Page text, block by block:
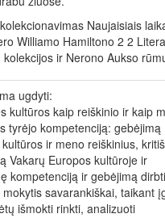
Naujaisiais
Williamo Hamiltono 2 2
ir Nerono Aukso
ugdyti:
kultūros kaip reiškinio ir kaip
tyrėjo kompetenciją: gebėjimą
ir meno reiškinius,
Vakarų Europos kultūroje ir
kompetenciją ir gebėjimą
savarankiškai, taikant
išmokti rinkti, analizuoti